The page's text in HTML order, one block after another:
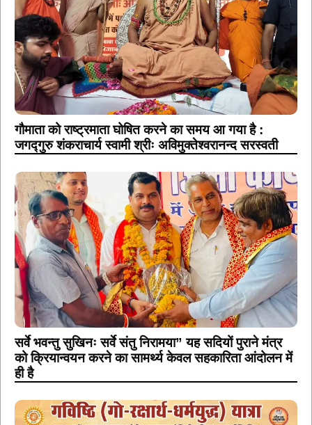
गौमाता को राष्ट्रमाता घोषित करने का समय आ गया है :
जगद्गुरु शंकराचार्य स्वामी श्रीः अविमुक्तेश्वरानन्द सरस्वती
सर्वे भवन्तु सुखिनः सर्वे संतु निरामया” यह सदियों पुराने मंत्र
को क्रियान्वयन करने का सामर्थ्य केवल सहकारिता आंदोलन में
ही है